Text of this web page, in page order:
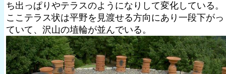
ち出っぱりやテラスのようになりして変化している。
ここテラス状は平野を見渡せる方向にあり一段下がっ
ていて、沢山の埴輪が並んでいる。